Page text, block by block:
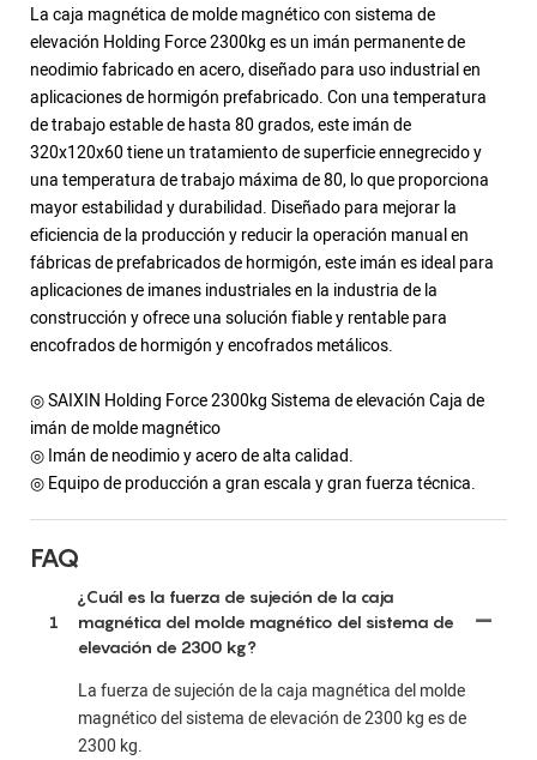
La caja magnética de molde magnético con sistema de
elevación Holding Force 2300kg es un imán permanente de
neodimio fabricado en acero, diseñado para uso industrial en
aplicaciones de hormigón prefabricado. Con una temperatura
de trabajo estable de hasta 80 grados, este imán de
320x120x60 tiene un tratamiento de superficie ennegrecido y
una temperatura de trabajo máxima de 80, lo que proporciona
mayor estabilidad y durabilidad. Diseñado para mejorar la
eficiencia de la producción y reducir la operación manual en
fábricas de prefabricados de hormigón, este imán es ideal para
aplicaciones de imanes industriales en la industria de la
construcción y ofrece una solución fiable y rentable para
encofrados de hormigón y encofrados metálicos.
◎ SAIXIN Holding Force 2300kg Sistema de elevación Caja de
imán de molde magnético
◎ Imán de neodimio y acero de alta calidad.
◎ Equipo de producción a gran escala y gran fuerza técnica.
FAQ
1
¿Cuál es la fuerza de sujeción de la caja
magnética del molde magnético del sistema de
elevación de 2300 kg?
La fuerza de sujeción de la caja magnética del molde
magnético del sistema de elevación de 2300 kg es de
2300 kg.